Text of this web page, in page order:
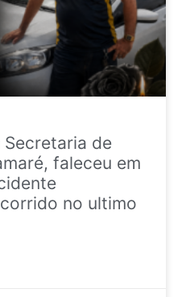
de
faleceu em
no ultimo